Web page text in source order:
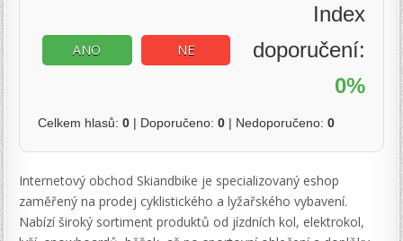
ANO NE
Index
doporučení:
0%
Celkem hlasů:0 | Doporučeno:0 | Nedoporučeno:0
Internetový obchod Skiandbike je specializovaný eshop
zaměřený na prodej cyklistického a lyžařského vybavení.
Nabízí široký sortiment produktů od jízdních kol, elektrokol,